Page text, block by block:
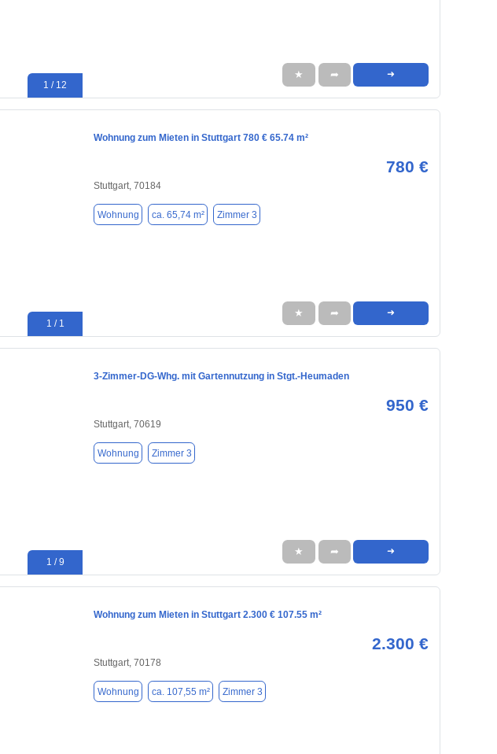
1 / 12
★ ➦ ➜
1 / 1
Wohnung zum Mieten in Stuttgart 780 € 65.74 m²
780 €
Stuttgart, 70184
Wohnung ca. 65,74 m² Zimmer 3
★ ➦ ➜
1 / 9
3-Zimmer-DG-Whg. mit Gartennutzung in Stgt.-Heumaden
950 €
Stuttgart, 70619
Wohnung Zimmer 3
★ ➦ ➜
Wohnung zum Mieten in Stuttgart 2.300 € 107.55 m²
2.300 €
Stuttgart, 70178
Wohnung ca. 107,55 m² Zimmer 3